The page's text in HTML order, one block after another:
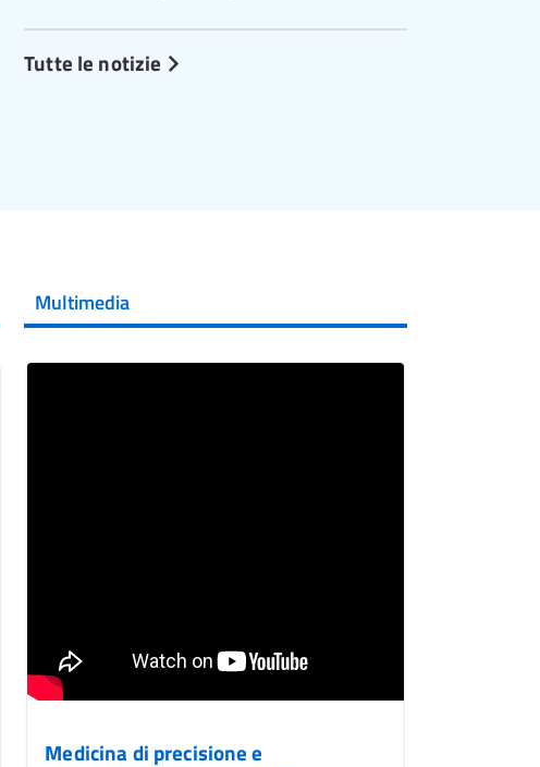
Tutte le notizie
Multimedia
Medicina di precisione e